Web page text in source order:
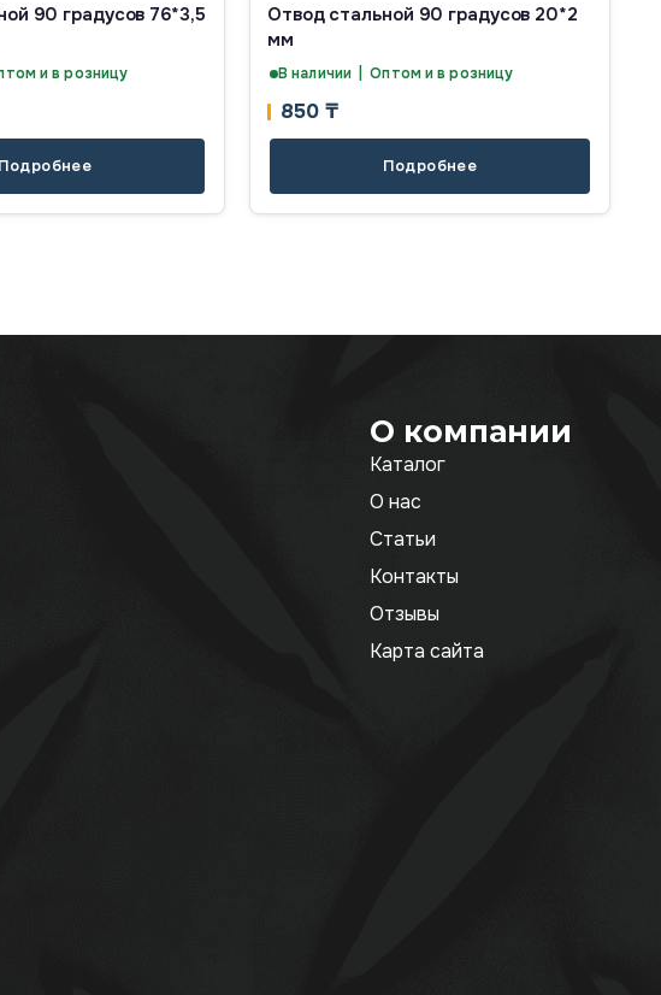
90 градусов 76*3,5
и в розницу
Подробнее
Отвод стальной 90 градусов 20*2
мм
В наличии | Оптом и в розницу
850 ₸
Подробнее
О компании
Каталог
О нас
Статьи
Контакты
Отзывы
Карта сайта